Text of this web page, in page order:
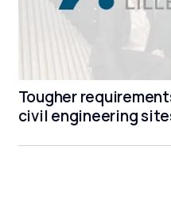
Tougher
civil engineering